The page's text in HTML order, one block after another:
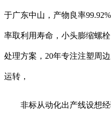
于广东中山，产物良率
率取利用寿命，小头膨缩螺
处理方案，20年专注注塑周
运转，
非标从动化出产线设想经